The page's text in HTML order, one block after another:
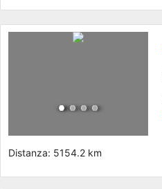
Distanza: 5154.2 km